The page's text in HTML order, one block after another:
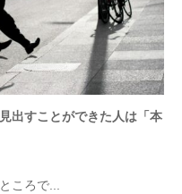
出すことができた人は「本
ころで...